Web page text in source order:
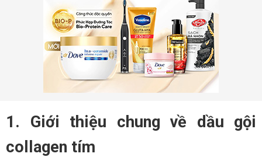
1. Giới thiệu chung về dầu gội
collagen tím